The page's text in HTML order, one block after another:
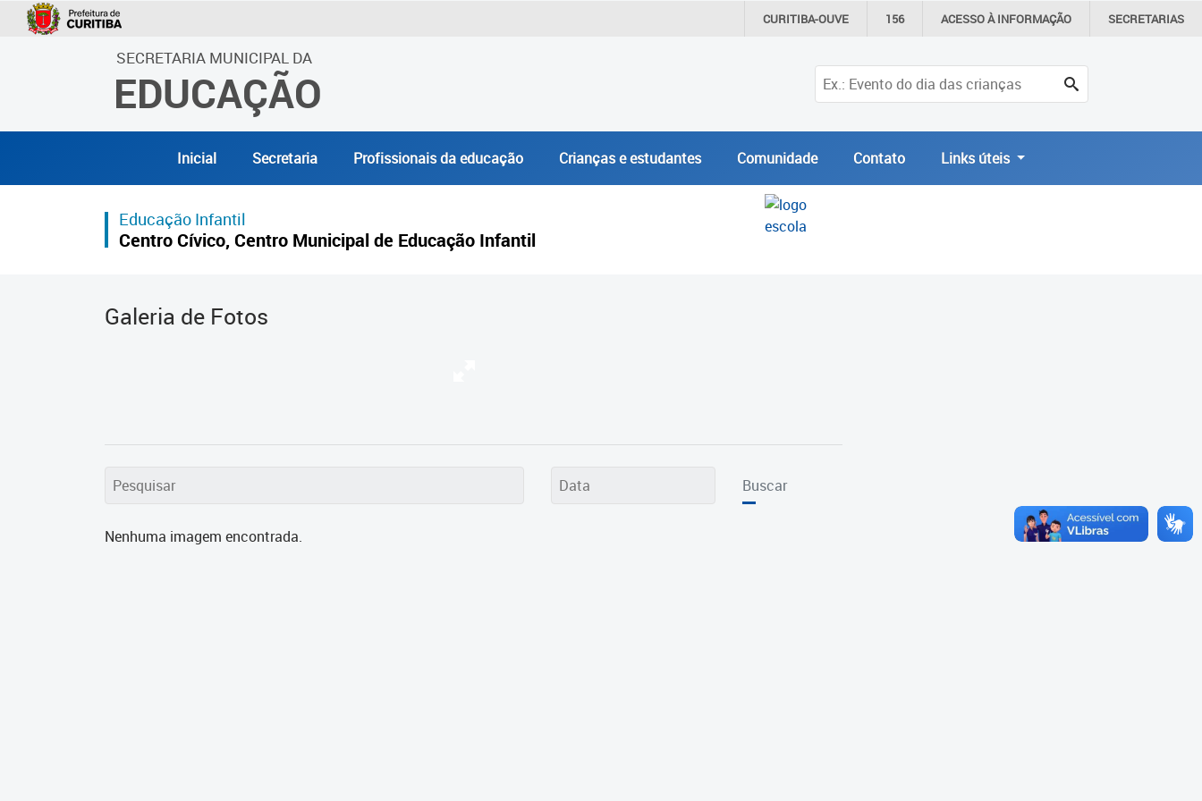
CURITIBA-OUVE 156 ACESSO ÀINFORMAÇÃO SECRETARIAS
SECRETARIA MUNICIPAL DA
EDUCAÇÃO
Inicial Secretaria Profissionais da educação Crianças e estudantes Comunidade Contato Links úteis
Educação Infantil
Centro Cívico, Centro Municipal de Educação Infantil
Galeria de Fotos
Buscar
Nenhuma imagem encontrada.